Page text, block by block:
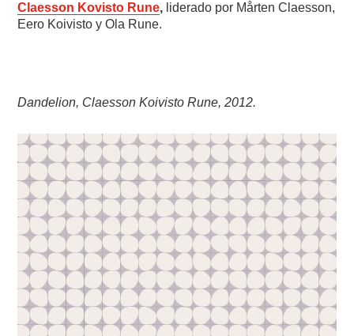
Claesson Kovisto Rune, liderado por Mårten Claesson,
Eero Koivisto y Ola Rune.
Dandelion, Claesson Koivisto Rune, 2012.